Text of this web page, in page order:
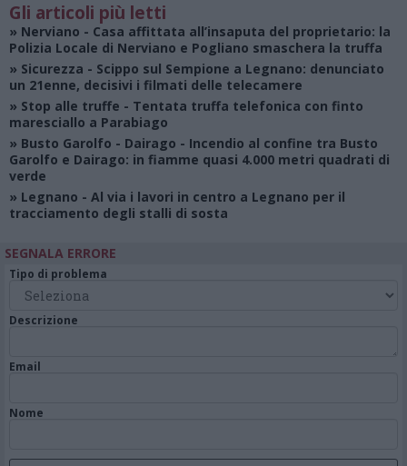
Gli articoli più letti
» Nerviano - Casa affittata all’insaputa del proprietario: la
Polizia Locale di Nerviano e Pogliano smaschera la truffa
» Sicurezza - Scippo sul Sempione a Legnano: denunciato
un 21enne, decisivi i filmati delle telecamere
» Stop alle truffe - Tentata truffa telefonica con finto
maresciallo a Parabiago
» Busto Garolfo - Dairago - Incendio al confine tra Busto
Garolfo e Dairago: in fiamme quasi 4.000 metri quadrati di
verde
» Legnano - Al via i lavori in centro a Legnano per il
tracciamento degli stalli di sosta
SEGNALA ERRORE
Tipo di problema
Descrizione
Email
Nome